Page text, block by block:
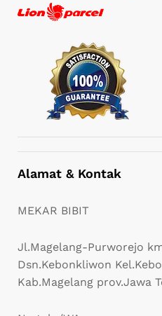
Alamat & Kontak
MEKAR BIBIT
Jl.Magelang-Purworejo
Dsn.Kebonkliwon
Kab.Magelang prov.Jawa